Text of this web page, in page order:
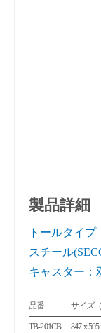
製品詳細
トールタイ
スチール
キャスター：
品番 サイズ
TB-201CB 847 x 595